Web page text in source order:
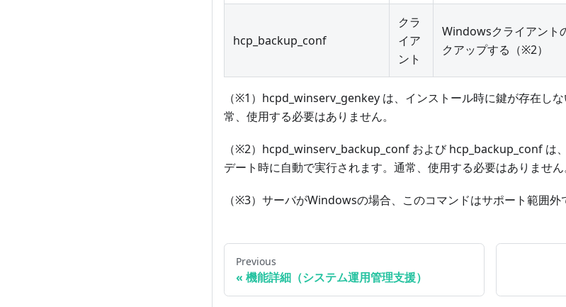
hcp_backup_conf
クラ
イア
ント
Windowsクライアント
クアップする（※2）
（※1）hcpd_winserv_genkey は、インストール時に鍵が存在し
常、使用する必要はありません。
（※2）hcpd_winserv_backup_conf および hcp_backup_conf は
デート時に自動で実行されます。通常、使用する必要はありません
（※3）サーバがWindowsの場合、このコマンドはサポート範囲外
Previous
« 機能詳細（システム運用管理支援）